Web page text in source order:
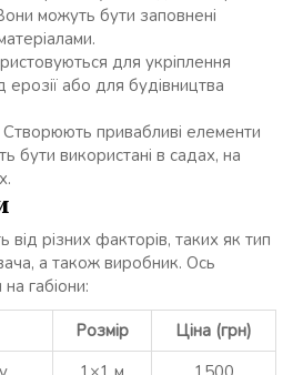
можуть бути заповнені
для укріплення
ерозії або для будівництва
Створюють привабливі елементи
бути використані в садах, на
від різних факторів, таких як тип
а також виробник. Ось
габіони:
Розмір
Ціна (грн)